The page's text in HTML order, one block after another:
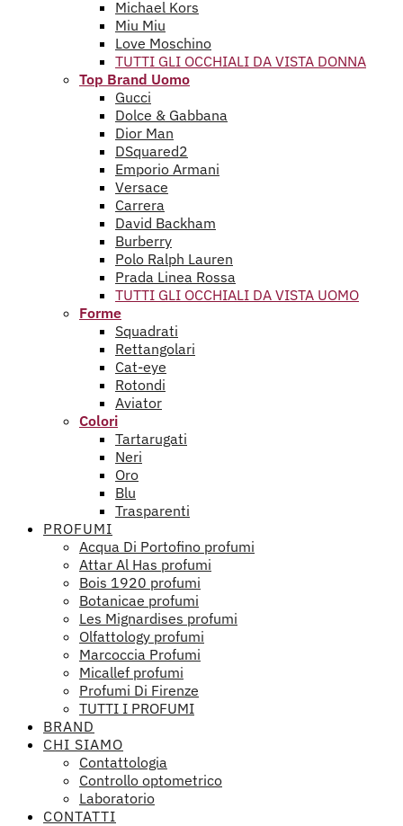
Michael Kors
Miu Miu
Love Moschino
TUTTI GLI OCCHIALI DA VISTA DONNA
Top Brand Uomo
Gucci
Dolce & Gabbana
Dior Man
DSquared2
Emporio Armani
Versace
Carrera
David Backham
Burberry
Polo Ralph Lauren
Prada Linea Rossa
TUTTI GLI OCCHIALI DA VISTA UOMO
Forme
Squadrati
Rettangolari
Cat-eye
Rotondi
Aviator
Colori
Tartarugati
Neri
Oro
Blu
Trasparenti
PROFUMI
Acqua Di Portofino profumi
Attar Al Has profumi
Bois 1920 profumi
Botanicae profumi
Les Mignardises profumi
Olfattology profumi
Marcoccia Profumi
Micallef profumi
Profumi Di Firenze
TUTTI I PROFUMI
BRAND
CHI SIAMO
Contattologia
Controllo optometrico
Laboratorio
CONTATTI